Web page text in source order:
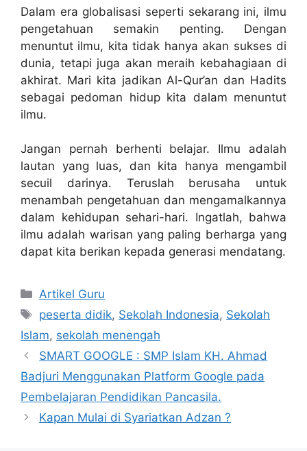
Dalam era globalisasi seperti sekarang ini, ilmu
pengetahuan semakin penting. Dengan
menuntut ilmu, kita tidak hanya akan sukses di
dunia, tetapi juga akan meraih kebahagiaan di
akhirat. Mari kita jadikan Al-Qur’an dan Hadits
sebagai pedoman hidup kita dalam menuntut
ilmu.
Jangan pernah berhenti belajar. Ilmu adalah
lautan yang luas, dan kita hanya mengambil
secuil darinya. Teruslah berusaha untuk
menambah pengetahuan dan mengamalkannya
dalam kehidupan sehari-hari. Ingatlah, bahwa
ilmu adalah warisan yang paling berharga yang
dapat kita berikan kepada generasi mendatang.
Artikel Guru
peserta didik, Sekolah Indonesia, Sekolah
Islam, sekolah menengah
SMART GOOGLE : SMP Islam KH. Ahmad
Badjuri Menggunakan Platform Google pada
Pembelajaran Pendidikan Pancasila.
Kapan Mulai di Syariatkan Adzan ?